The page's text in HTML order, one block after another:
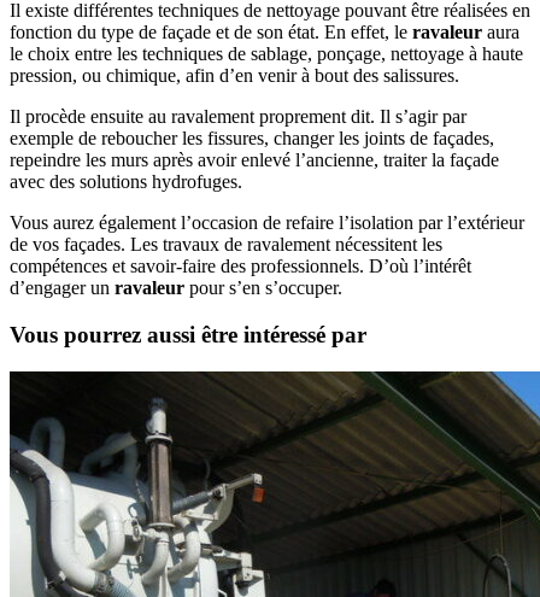
Il existe différentes techniques de nettoyage pouvant être réalisées en
fonction du type de façade et de son état. En effet, le ravaleur aura
le choix entre les techniques de sablage, ponçage, nettoyage à haute
pression, ou chimique, afin d’en venir à bout des salissures.
Il procède ensuite au ravalement proprement dit. Il s’agir par
exemple de reboucher les fissures, changer les joints de façades,
repeindre les murs après avoir enlevé l’ancienne, traiter la façade
avec des solutions hydrofuges.
Vous aurez également l’occasion de refaire l’isolation par l’extérieur
de vos façades. Les travaux de ravalement nécessitent les
compétences et savoir-faire des professionnels. D’où l’intérêt
d’engager un ravaleur pour s’en s’occuper.
Vous pourrez aussi être intéressé par